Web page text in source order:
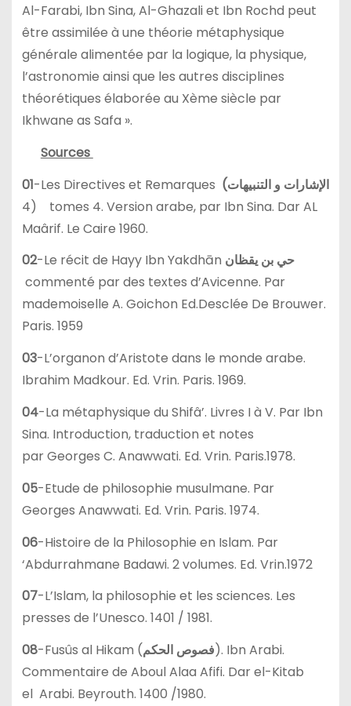
Al-Farabi, Ibn Sina, Al-Ghazali et Ibn Rochd peut
être assimilée à une théorie métaphysique
générale alimentée par la logique, la physique,
l’astronomie ainsi que les autres disciplines
théorétiques élaborée au Xème siècle par
Ikhwane as Safa ».
Sources
01-Les Directives et Remarques الإشارات و التنبيهات)
4) tomes 4. Version arabe, par Ibn Sina. Dar AL
Maârif. Le Caire 1960.
02-Le récit de Hayy Ibn Yakdhān حي بن يقظان
commenté par des textes d’Avicenne. Par
mademoiselle A. Goichon Ed.Desclée De Brouwer.
Paris. 1959
03-L’organon d’Aristote dans le monde arabe.
Ibrahim Madkour. Ed. Vrin. Paris. 1969.
04-La métaphysique du Shifâ’. Livres I à V. Par Ibn
Sina. Introduction, traduction et notes
par Georges C. Anawwati. Ed. Vrin. Paris.1978.
05-Etude de philosophie musulmane. Par
Georges Anawwati. Ed. Vrin. Paris. 1974.
06-Histoire de la Philosophie en Islam. Par
‘Abdurrahmane Badawi. 2 volumes. Ed. Vrin.1972
07-L’Islam, la philosophie et les sciences. Les
presses de l’Unesco. 1401 / 1981.
08-Fusûs al Hikam (فصوص الحكم). Ibn Arabi.
Commentaire de Aboul Alaa Afifi. Dar el-Kitab
el Arabi. Beyrouth. 1400 /1980.